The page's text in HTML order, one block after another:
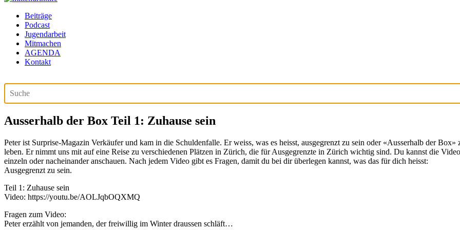
Beiträge
Podcast
Jugendarbeit
Mitmachen
AGENDA
Kontakt
Ausserhalb der Box Teil 1: Zuhause sein
Peter ist Surprise-Magazin Verkäufer und kam in die Schuldenfalle. Er weiss, was es heisst, ausgegrenzt zu sein oder «Ausserhalb der Box»
leben. Er nimmt uns mit auf eine Reise zu verschiedenen Plätzen in Zürich, die für Ausgegrenzte in Zürich wichtig sind. Du kannst die
einzeln oder nacheinander anschauen. Nach jedem Video gibt es Fragen, damit du bei dir überlegen kannst, was das für dich heisst:
Ausgegrenzt zu sein.
Teil 1: Zuhause sein
Video: https://youtu.be/AOLJqbOQXMQ
Fragen zum Video:
Peter erzählt von jemanden, der freiwillig im Winter draussen schläft…